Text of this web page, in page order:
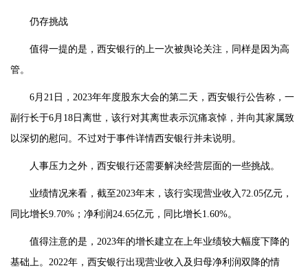
仍存挑战
值得一提的是，西安银行的上一次被舆论关注，同样是因为高
管。
6月21日，2023年年度股东大会的第二天，西安银行公告称，一
副行长于6月18日离世，该行对其离世表示沉痛哀悼，并向其家属致
以深切的慰问。不过对于事件详情西安银行并未说明。
人事压力之外，西安银行还需要解决经营层面的一些挑战。
业绩情况来看，截至2023年末，该行实现营业收入72.05亿元，
同比增长9.70%；净利润24.65亿元，同比增长1.60%。
值得注意的是，2023年的增长建立在上年业绩较大幅度下降的
基础上。2022年，西安银行出现营业收入及归母净利润双降的情